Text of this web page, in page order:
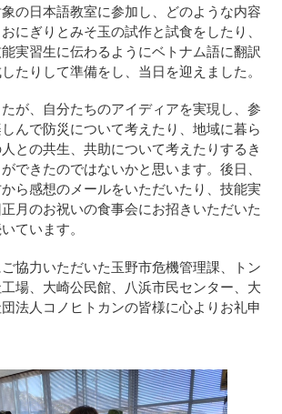
の日本語教室に参加し、どのような内容
にぎりとみそ玉の試作と試食をしたり、
実習生に伝わるようにベトナム語に翻訳
たりして準備をし、当日を迎えました。
が、自分たちのアイディアを実現し、参
んで防災について考えたり、地域に暮ら
との共生、共助について考えたりするき
できたのではないかと思います。後日、
ら感想のメールをいただいたり、技能実
月のお祝いの食事会にお招きいただいた
ています。
協力いただいた玉野市危機管理課、トン
場、大崎公民館、八浜市民センター、大
法人コノヒトカンの皆様に心よりお礼申